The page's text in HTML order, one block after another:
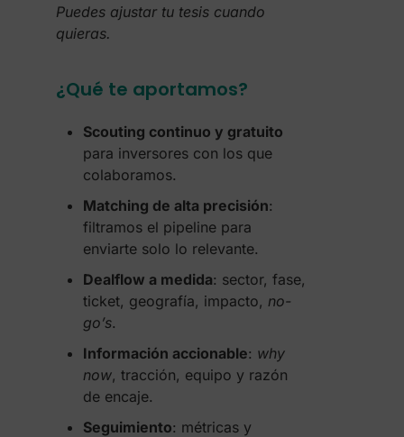
Puedes ajustar tu tesis cuando
quieras.
¿Qué te aportamos?
Scouting continuo y gratuito
para inversores con los que
colaboramos.
Matching de alta precisión:
filtramos el pipeline para
enviarte solo lo relevante.
Dealflow a medida: sector, fase,
ticket, geografía, impacto, no-
go’s.
Información accionable: why
now, tracción, equipo y razón
de encaje.
Seguimiento: métricas y